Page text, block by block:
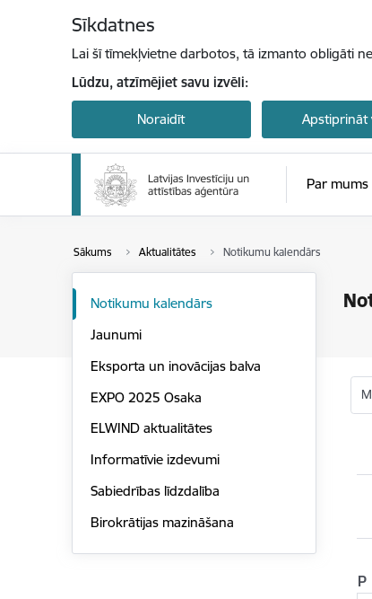
Sīkdatnes
Lai šī tīmekļvietne darbotos, tā izmanto obligāti
Lūdzu, atzīmējiet savu izvēli:
Noraidīt Apstiprināt
Par mums
Sākums Aktualitātes Notikumu kalendārs
Notikumu kalendārs
Jaunumi
Eksporta un inovācijas balva
EXPO 2025 Osaka
ELWIND aktualitātes
Informatīvie izdevumi
Sabiedrības līdzdalība
Birokrātijas mazināšana
P